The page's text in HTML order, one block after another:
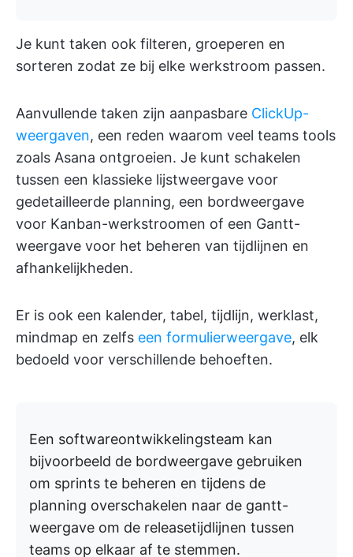
Je kunt taken ook filteren, groeperen en
sorteren zodat ze bij elke werkstroom passen.
Aanvullende taken zijn aanpasbare ClickUp-
weergaven, een reden waarom veel teams tools
zoals Asana ontgroeien. Je kunt schakelen
tussen een klassieke lijstweergave voor
gedetailleerde planning, een bordweergave
voor Kanban-werkstroomen of een Gantt-
weergave voor het beheren van tijdlijnen en
afhankelijkheden.
Er is ook een kalender, tabel, tijdlijn, werklast,
mindmap en zelfs een formulierweergave, elk
bedoeld voor verschillende behoeften.
Een softwareontwikkelingsteam kan
bijvoorbeeld de bordweergave gebruiken
om sprints te beheren en tijdens de
planning overschakelen naar de gantt-
weergave om de releasetijdlijnen tussen
teams op elkaar af te stemmen.